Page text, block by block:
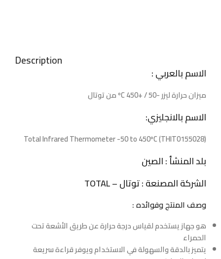
Description
الاسم بالعربي :
ميزان حرارة ليزر -50 / +450 ºC من توتال
الاسم بالانجليزي:
Total Infrared Thermometer -50 to 450ºC (THIT0155028)
بلد المنشأ : الصين
الشركة المصنعة : توتال – TOTAL
وصف المنتج وفوائده :
هو جهاز يستخدم لقياس درجة حرارة عن طريق الأشعة تحت
الحمراء
يتميز بالدقة والسهولة في الاستخدام ويوفر قراءة سريعة